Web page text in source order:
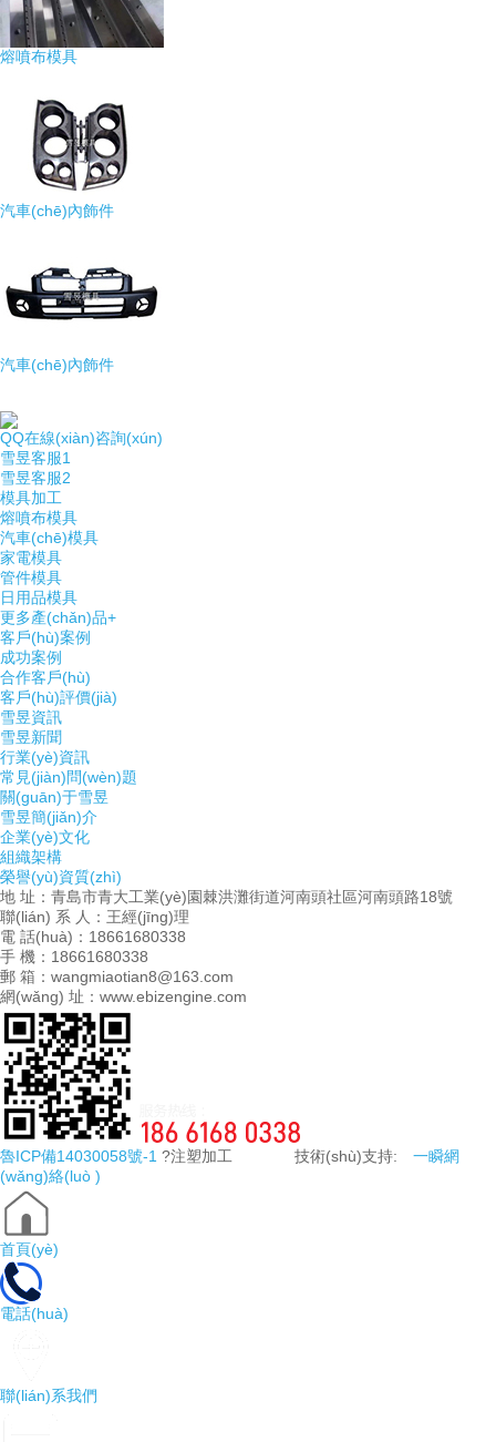
熔噴布模具
汽車(chē)內飾件
汽車(chē)內飾件
QQ在線(xiàn)咨詢(xún)
雪昱客服1
雪昱客服2
模具加工
熔噴布模具
汽車(chē)模具
家電模具
管件模具
日用品模具
更多產(chǎn)品+
客戶(hù)案例
成功案例
合作客戶(hù)
客戶(hù)評價(jià)
雪昱資訊
雪昱新聞
行業(yè)資訊
常見(jiàn)問(wèn)題
關(guān)于雪昱
雪昱簡(jiǎn)介
企業(yè)文化
組織架構
榮譽(yù)資質(zhì)
地 址：青島市青大工業(yè)園棘洪灘街道河南頭社區河南頭路18號
聯(lián) 系 人：王經(jīng)理
電 話(huà)：18661680338
手 機：18661680338
郵 箱：wangmiaotian8@163.com
網(wǎng) 址：www.ebizengine.com
魯ICP備14030058號-1 ?注塑加工 技術(shù)支持: 一瞬網
(wǎng)絡(luò )
首頁(yè)
電話(huà)
聯(lián)系我們